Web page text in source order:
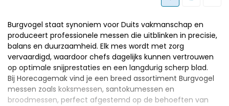
Burgvogel staat synoniem voor Duits vakmanschap en
produceert professionele messen die uitblinken in precisie,
balans en duurzaamheid. Elk mes wordt met zorg
vervaardigd, waardoor chefs dagelijks kunnen vertrouwen
op optimale snijprestaties en een langdurig scherp blad.
Bij Horecagemak vind je een breed assortiment Burgvogel
messen zoals koksmessen, santokumessen en
broodmessen, perfect afgestemd op de behoeften van